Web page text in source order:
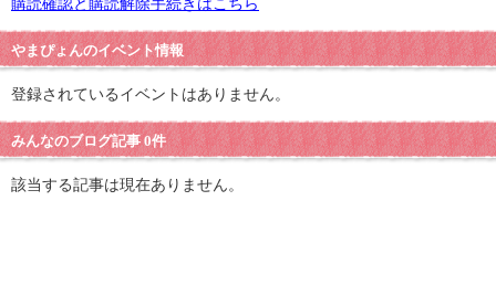
購読確認と購読解除手続きはこちら
やまぴょんのイベント情報
登録されているイベントはありません。
みんなのブログ記事 0件
該当する記事は現在ありません。